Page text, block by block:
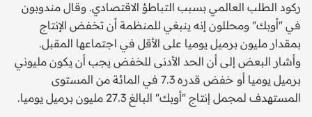
ركود الطلب العالمي بسبب التباطؤ الاقتصادي. وقال مندوبون
في "أوبك" ومحللون إنه ينبغي للمنظمة أن تخفض الإنتاج
بمقدار مليون برميل يوميا على الأقل في اجتماعها المقبل.
وأشار البعض إلى أن الحد الأدنى للخفض يجب أن يكون مليوني
برميل يوميا أو خفض قدره 7.3 في المائة من المستوى
المستهدف لمجمل إنتاج "أوبك" البالغ 27.3 مليون برميل يوميا.